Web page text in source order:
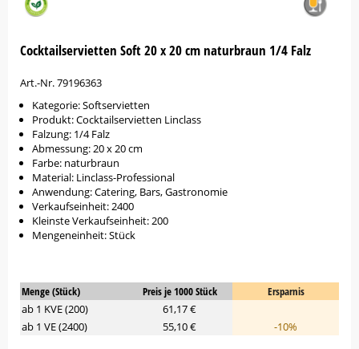
Cocktailservietten Soft 20 x 20 cm naturbraun 1/4 Falz
Art.-Nr. 79196363
Kategorie: Softservietten
Produkt: Cocktailservietten Linclass
Falzung: 1/4 Falz
Abmessung: 20 x 20 cm
Farbe: naturbraun
Material: Linclass-Professional
Anwendung: Catering, Bars, Gastronomie
Verkaufseinheit: 2400
Kleinste Verkaufseinheit: 200
Mengeneinheit: Stück
Menge (Stück) Preis je 1000 Stück
Ersparnis
ab 1 KVE (200)
61,17 €
ab 1 VE (2400)
55,10 € -10%